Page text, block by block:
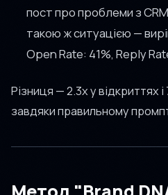
пост про проблеми з
такою ж ситуацією —
Open Rate: 41%, Reply
Різниця — 2.3x у відкриттях і
завдяки правильному